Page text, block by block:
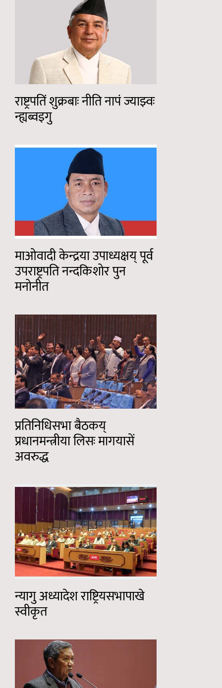
राष्ट्रपतिं शुक्रबाः नीति नापं ज्याझ्वः
न्ह्यब्वइगु
माओवादी केन्द्रया उपाध्यक्षय् पूर्व
उपराष्ट्रपति नन्दकिशोर पुन
मनोनीत
प्रतिनिधिसभा बैठकय्
प्रधानमन्त्रीया लिसः मागयासें
अवरुद्ध
न्यागु अध्यादेश राष्ट्रियसभापाखे
स्वीकृत